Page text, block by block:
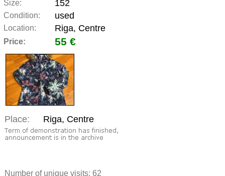
Size: 152
Condition: used
Location: Riga, Centre
Price: 55 €
Place: Riga, Centre
Number of unique visits: 62